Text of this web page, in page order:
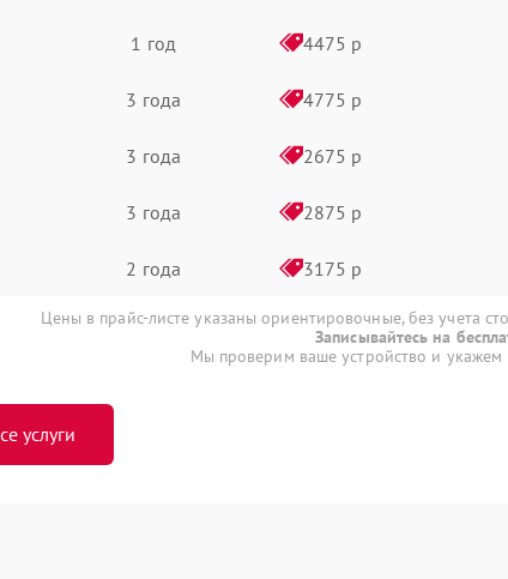
1 год 4475 р
3 года 4775 р
3 года 2675 р
3 года 2875 р
2 года 3175 р
Цены в прайс-листе указаны ориентировочные, без учета
Записывайтесь на
Мы проверим ваше устройство и укажем
услуги